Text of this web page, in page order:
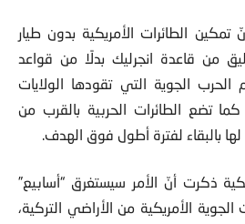
من قاعدة انجرليك بدلًا من قواعد
الجوية التي تقودها الولايات
تضع الطائرات الحربية بالقرب من
بالبقاء لفترة أطول فوق الهدف.
الأمريكية من الأراضي التركية،
التوصل إلى الترتيبات النهائية. وقال